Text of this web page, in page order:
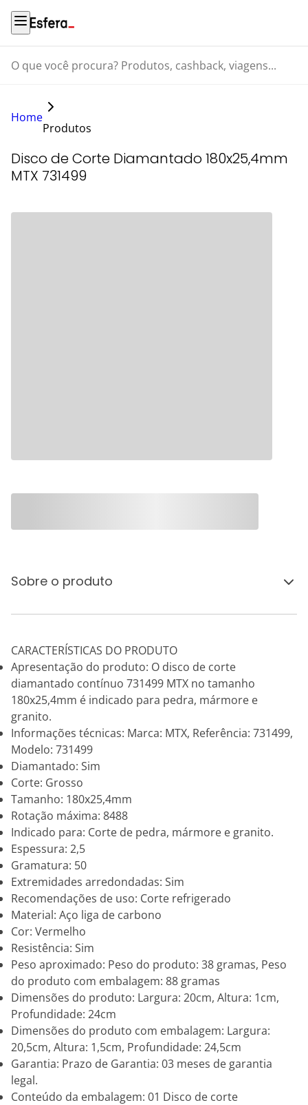
O que você procura? Produtos, cashback, viagens...
Home
Produtos
Disco de Corte Diamantado 180x25,4mm
MTX 731499
Sobre o produto
CARACTERÍSTICAS DO PRODUTO
Apresentação do produto: O disco de corte
diamantado contínuo 731499 MTX no tamanho
180x25,4mm é indicado para pedra, mármore e
granito.
Informações técnicas: Marca: MTX, Referência: 731499,
Modelo: 731499
Diamantado: Sim
Corte: Grosso
Tamanho: 180x25,4mm
Rotação máxima: 8488
Indicado para: Corte de pedra, mármore e granito.
Espessura: 2,5
Gramatura: 50
Extremidades arredondadas: Sim
Recomendações de uso: Corte refrigerado
Material: Aço liga de carbono
Cor: Vermelho
Resistência: Sim
Peso aproximado: Peso do produto: 38 gramas, Peso
do produto com embalagem: 88 gramas
Dimensões do produto: Largura: 20cm, Altura: 1cm,
Profundidade: 24cm
Dimensões do produto com embalagem: Largura:
20,5cm, Altura: 1,5cm, Profundidade: 24,5cm
Garantia: Prazo de Garantia: 03 meses de garantia
legal.
Conteúdo da embalagem: 01 Disco de corte